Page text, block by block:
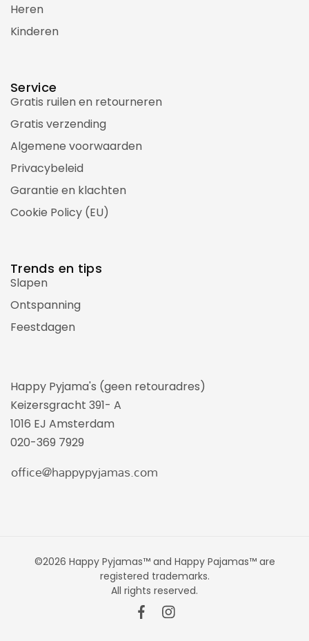
Heren
Kinderen
Service
Gratis ruilen en retourneren
Gratis verzending
Algemene voorwaarden
Privacybeleid
Garantie en klachten
Cookie Policy (EU)
Trends en tips
Slapen
Ontspanning
Feestdagen
Happy Pyjama's (geen retouradres)
Keizersgracht 391- A
1016 EJ Amsterdam
020-369 7929
©2026 Happy Pyjamas™ and Happy Pajamas™ are
registered trademarks.
All rights reserved.